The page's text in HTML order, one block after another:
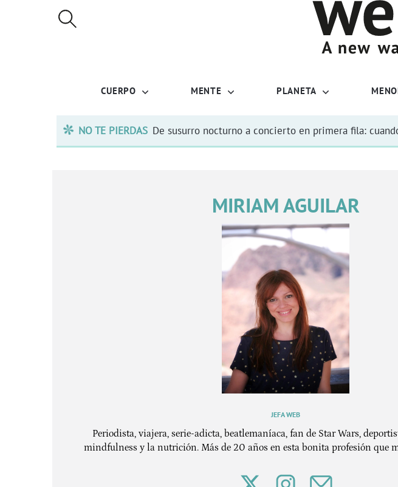
CUERPO MENTE PLANETA
NO TE PIERDAS De susurro nocturno a concierto en primera fila:
MIRIAM AGUILAR
JEFA WEB
Periodista, viajera, serie-adicta, beatlemaníaca, fan de Star Wars,
mindfulness y la nutrición. Más de 20 años en esta bonita profesión que